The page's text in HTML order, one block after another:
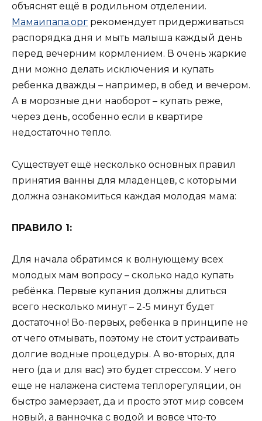
объяснят ещё в родильном отделении.
Мамаипапа.орг рекомендует придерживаться
распорядка дня и мыть малыша каждый день
перед вечерним кормлением. В очень жаркие
дни можно делать исключения и купать
ребенка дважды – например, в обед и вечером.
А в морозные дни наоборот – купать реже,
через день, особенно если в квартире
недостаточно тепло.
Существует ещё несколько основных правил
принятия ванны для младенцев, с которыми
должна ознакомиться каждая молодая мама:
ПРАВИЛО 1:
Для начала обратимся к волнующему всех
молодых мам вопросу – сколько надо купать
ребёнка. Первые купания должны длиться
всего несколько минут – 2-5 минут будет
достаточно! Во-первых, ребенка в принципе не
от чего отмывать, поэтому не стоит устраивать
долгие водные процедуры. А во-вторых, для
него (да и для вас) это будет стрессом. У него
еще не налажена система теплорегуляции, он
быстро замерзает, да и просто этот мир совсем
новый, а ванночка с водой и вовсе что-то